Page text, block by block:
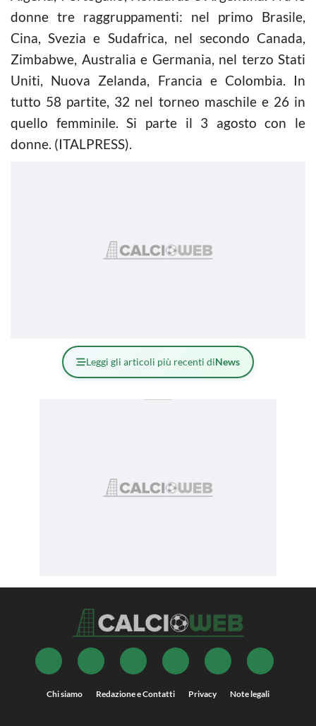
donne tre raggruppamenti: nel primo Brasile,
Cina, Svezia e Sudafrica, nel secondo Canada,
Zimbabwe, Australia e Germania, nel terzo Stati
Uniti, Nuova Zelanda, Francia e Colombia. In
tutto 58 partite, 32 nel torneo maschile e 26 in
quello femminile. Si parte il 3 agosto con le
donne. (ITALPRESS).
Leggi gli articoli più recenti diNews
Chi siamo Redazione e Contatti Privacy Note legali